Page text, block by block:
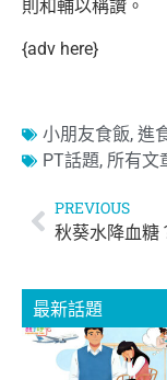
則和輔以稱讚。
{adv here}
小朋友食飯, 進
PT話題, 所有文
PREVIOUS
最新話題